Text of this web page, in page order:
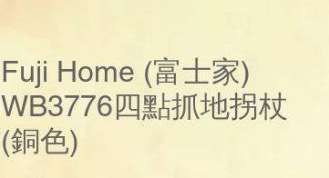
Fuji Home (富士家)
WB3776四點抓地拐杖
(銅色)